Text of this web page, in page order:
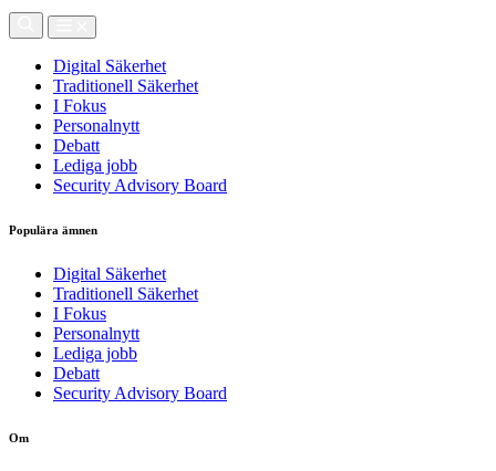
Digital Säkerhet
Traditionell Säkerhet
I Fokus
Personalnytt
Debatt
Lediga jobb
Security Advisory Board
Populära ämnen
Digital Säkerhet
Traditionell Säkerhet
I Fokus
Personalnytt
Lediga jobb
Debatt
Security Advisory Board
Om